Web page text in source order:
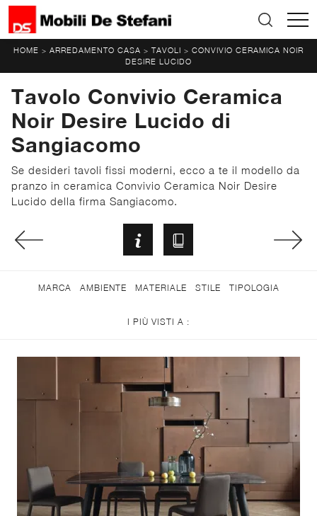
HOME > ARREDAMENTO CASA > TAVOLI > CONVIVIO CERAMICA NOIR
DESIRE LUCIDO
Tavolo Convivio Ceramica
Noir Desire Lucido di
Sangiacomo
Se desideri tavoli fissi moderni, ecco a te il modello da
pranzo in ceramica Convivio Ceramica Noir Desire
Lucido della firma Sangiacomo.
MARCA AMBIENTE MATERIALE STILE TIPOLOGIA
I PIÙ VISTI A :